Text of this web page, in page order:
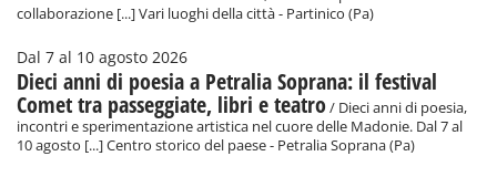
collaborazione [...] Vari luoghi della città - Partinico (Pa)
Dal 7 al 10 agosto 2026
Dieci anni di poesia a Petralia Soprana: il festival
Comet tra passeggiate, libri e teatro/ Dieci anni di poesia,
incontri e sperimentazione artistica nel cuore delle Madonie. Dal 7 al
10 agosto [...] Centro storico del paese - Petralia Soprana (Pa)